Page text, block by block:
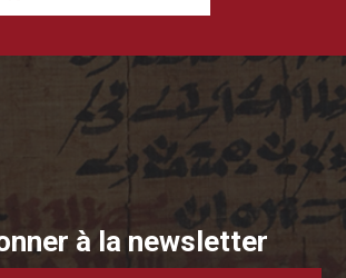
à la newsletter